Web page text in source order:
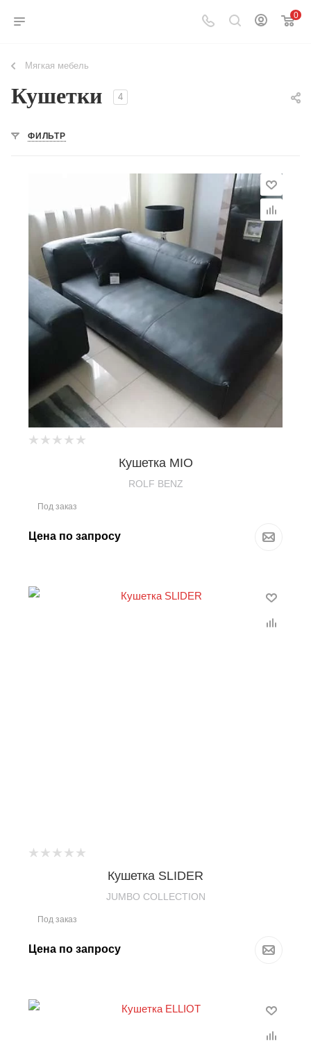
0
Мягкая мебель
Кушетки 4
ФИЛЬТР
Кушетка MIO
ROLF BENZ
Под заказ
Цена по запросу
Кушетка SLIDER
JUMBO COLLECTION
Под заказ
Цена по запросу